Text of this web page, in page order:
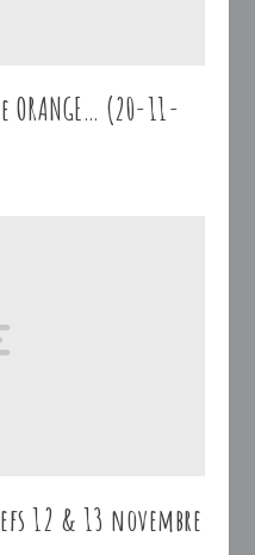
(20-11-
12 & 13 novembre